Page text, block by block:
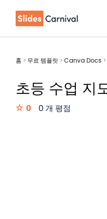
홈 > 무료 템플릿 > Canva Docs >
초등 수업 지
0 0 개 평점